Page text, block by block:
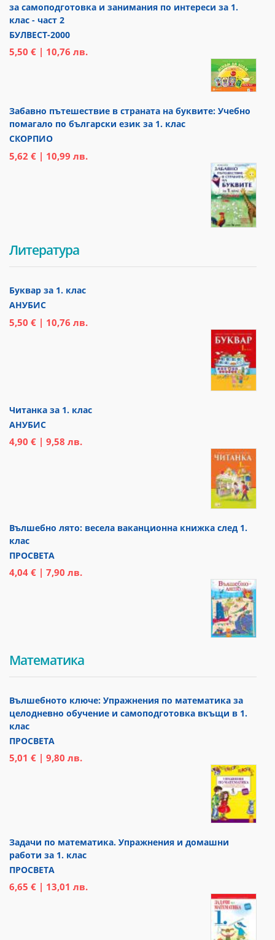
за самоподготовка и занимания по интереси за 1.
клас - част 2
БУЛВЕСТ-2000
5,50 € | 10,76 лв.
Забавно пътешествие в страната на буквите: Учебно
помагало по български език за 1. клас
СКОРПИО
5,62 € | 10,99 лв.
Литература
Буквар за 1. клас
АНУБИС
5,50 € | 10,76 лв.
Читанка за 1. клас
АНУБИС
4,90 € | 9,58 лв.
Вълшебно лято: весела ваканционна книжка след 1.
клас
ПРОСВЕТА
4,04 € | 7,90 лв.
Математика
Вълшебното ключе: Упражнения по математика за
целодневно обучение и самоподготовка вкъщи в 1.
клас
ПРОСВЕТА
5,01 € | 9,80 лв.
Задачи по математика. Упражнения и домашни
работи за 1. клас
ПРОСВЕТА
6,65 € | 13,01 лв.